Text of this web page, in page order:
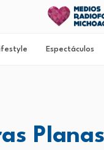
Espectáculos